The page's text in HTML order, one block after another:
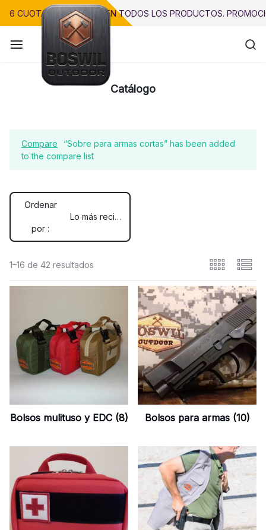
6 CUOTAS SIN INTERÉS EN TODOS LOS PRODUCTOS.
Calidad.
Catálogo
Compare
“Sobre para armas cortas” has been added
to the compare list
Ordenar
por :
Lo más reciente
1–16 de 42 resultados
Bolsos mulituso y EDC (8) Bolsos para armas (10)